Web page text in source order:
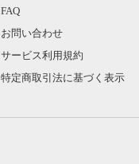
FAQ
お問い合わせ
サービス利用規約
特定商取引法に基づく表示